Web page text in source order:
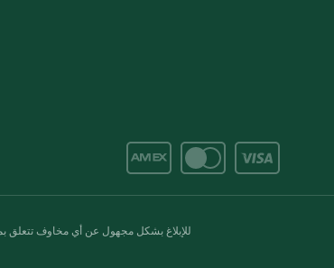
للإبلاغ بشكل مجهول عن أي مخاوف تتعلق